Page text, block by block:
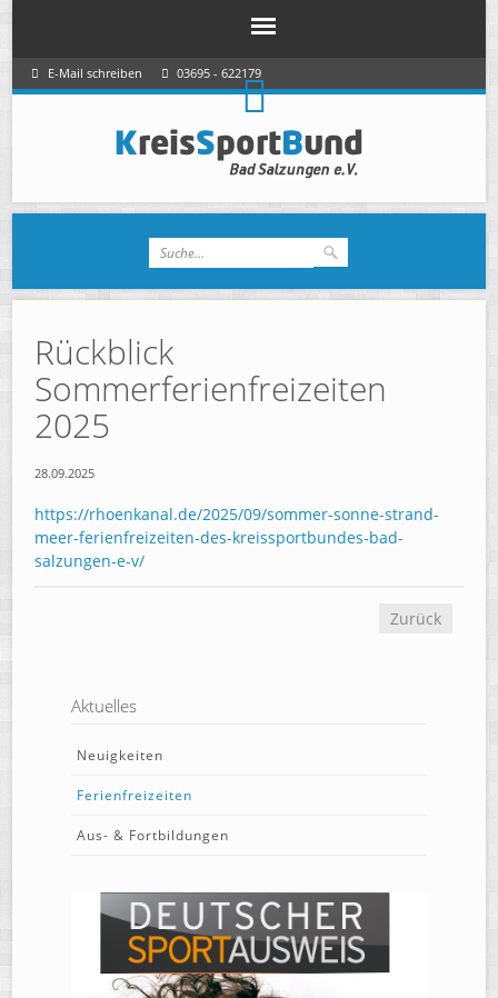
E-Mail schreiben 03695 - 622179
Rückblick
Sommerferienfreizeiten
2025
28.09.2025
https://rhoenkanal.de/2025/09/sommer-sonne-strand-
meer-ferienfreizeiten-des-kreissportbundes-bad-
salzungen-e-v/
Zurück
Aktuelles
Neuigkeiten
Ferienfreizeiten
Aus- & Fortbildungen